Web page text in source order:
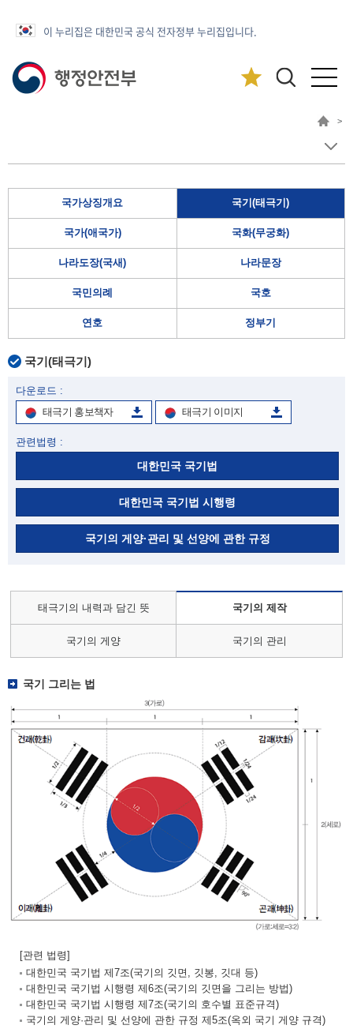
이 누리집은 대한민국 공식 전자정부 누리집입니다.
>
국가상징개요 국기(태극기)
국가(애국가) 국화(무궁화)
나라도장(국새) 나라문장
국민의례 국호
연호 정부기
국기(태극기)
다운로드 :
태극기 홍보책자
태극기 이미지
관련법령 :
대한민국 국기법
대한민국 국기법 시행령
국기의 게양·관리 및 선양에 관한 규정
태극기의 내력과 담긴 뜻 국기의 제작
국기의 게양 국기의 관리
국기 그리는 법
[관련 법령]
대한민국 국기법 제7조(국기의 깃면, 깃봉, 깃대 등)
대한민국 국기법 시행령 제6조(국기의 깃면을 그리는 방법)
대한민국 국기법 시행령 제7조(국기의 호수별 표준규격)
국기의 게양·관리 및 선양에 관한 규정 제5조(옥외 국기 게양 규격)